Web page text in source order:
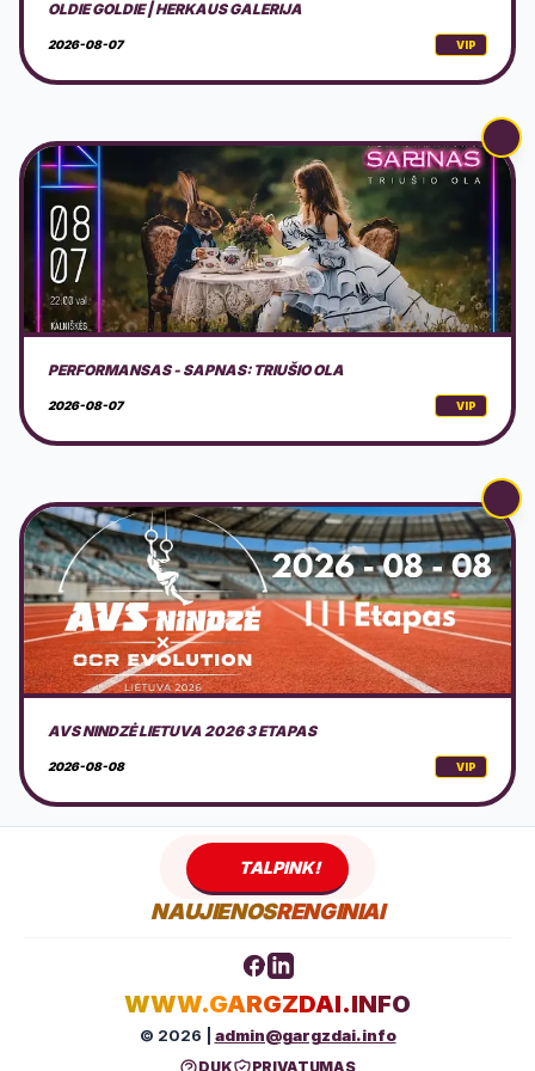
PERFORMANSAS - SAPNAS: TRIUŠIO OLA
2026-08-07 VIP
AVS NINDZĖ LIETUVA 2026 3 ETAPAS
2026-08-08 VIP
DOVILŲ KURORTO ŠVENTĖ 2026 + PROGRAMA
2026-08-08 VIP
TALPINK!
NAUJIENOSRENGINIAI
WWW.GARGZDAI.INFO
© 2026 | admin@gargzdai.info
DUK PRIVATUMAS